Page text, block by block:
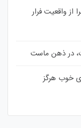
واقعیت فرار
در ذهن ماست
خوب هرگز